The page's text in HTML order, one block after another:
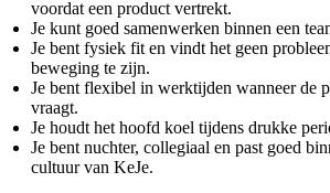
voordat een product vertrekt.
Je kunt goed samenwerken binnen een
Je bent fysiek fit en vindt het geen
beweging te zijn.
Je bent flexibel in werktijden wanneer de
vraagt.
Je houdt het hoofd koel tijdens drukke
Je bent nuchter, collegiaal en past goed
cultuur van KeJe.